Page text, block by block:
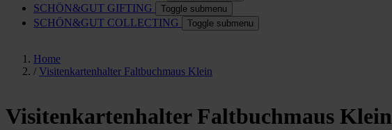
SCHÖN&GUT GIFTING Toggle submenu
SCHÖN&GUT COLLECTING Toggle submenu
Home
/ Visitenkartenhalter Faltbuchmaus Klein
Visitenkartenhalter Faltbuchmaus Klein